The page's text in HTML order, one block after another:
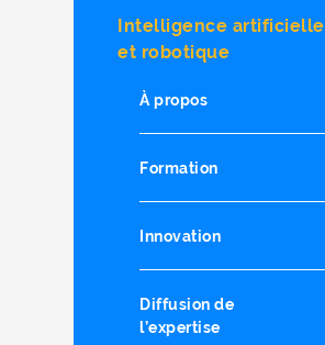
Intelligence artificielle
et robotique
À propos
Formation
Innovation
Diffusion de
l’expertise